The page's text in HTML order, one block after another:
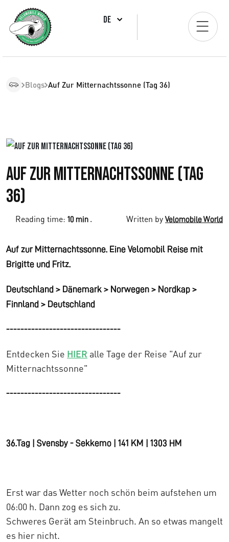
DE
Blogs Auf Zur Mitternachtssonne (Tag 36)
Auf zur Mitternachtssonne (Tag
36)
Reading time: 10 min . Written byVelomobile World
Auf zur Mitternachtssonne. Eine Velomobil Reise mit
Brigitte und Fritz.
Deutschland > Dänemark > Norwegen > Nordkap >
Finnland > Deutschland
--------------------------------
Entdecken Sie HIER alle Tage der Reise "Auf zur
Mitternachtssonne"
--------------------------------
36.Tag | Svensby - Sekkemo | 141 KM | 1303 HM
Erst war das Wetter noch schön beim aufstehen um
06:00 h. Dann zog es sich zu.
Schweres Gerät am Steinbruch. An so etwas mangelt
es hier nicht.